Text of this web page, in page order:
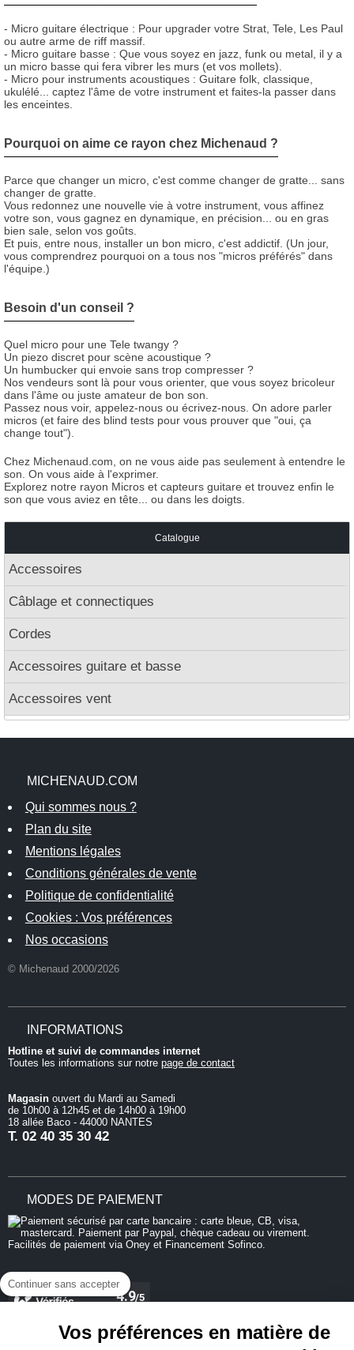
Continuer sans accepter
Vos préférences en matière de
- Micro guitare électrique : Pour upgrader votre Strat, Tele, Les Paul
ou autre arme de riff massif.
- Micro guitare basse : Que vous soyez en jazz, funk ou metal, il y a
un micro basse qui fera vibrer les murs (et vos mollets).
- Micro pour instruments acoustiques : Guitare folk, classique,
ukulélé... captez l'âme de votre instrument et faites-la passer dans
les enceintes.
Pourquoi on aime ce rayon chez Michenaud ?
Parce que changer un micro, c'est comme changer de gratte... sans
changer de gratte.
Vous redonnez une nouvelle vie à votre instrument, vous affinez
votre son, vous gagnez en dynamique, en précision... ou en gras
bien sale, selon vos goûts.
Et puis, entre nous, installer un bon micro, c'est addictif. (Un jour,
vous comprendrez pourquoi on a tous nos "micros préférés" dans
l'équipe.)
Besoin d'un conseil ?
Quel micro pour une Tele twangy ?
Un piezo discret pour scène acoustique ?
Un humbucker qui envoie sans trop compresser ?
Nos vendeurs sont là pour vous orienter, que vous soyez bricoleur
dans l'âme ou juste amateur de bon son.
Passez nous voir, appelez-nous ou écrivez-nous. On adore parler
micros (et faire des blind tests pour vous prouver que "oui, ça
change tout").
Chez Michenaud.com, on ne vous aide pas seulement à entendre le
son. On vous aide à l'exprimer.
Explorez notre rayon Micros et capteurs guitare et trouvez enfin le
son que vous aviez en tête... ou dans les doigts.
Catalogue
Accessoires
Câblage et connectiques
Cordes
Accessoires guitare et basse
Accessoires vent
MICHENAUD.COM
Qui sommes nous ?
Plan du site
Mentions légales
Conditions générales de vente
Politique de confidentialité
Cookies : Vos préférences
Nos occasions
© Michenaud 2000/2026
INFORMATIONS
Hotline et suivi de commandes internet
Toutes les informations sur notre page de contact
Magasin ouvert du Mardi au Samedi
de 10h00 à 12h45 et de 14h00 à 19h00
18 allée Baco - 44000 NANTES
T. 02 40 35 30 42
MODES DE PAIEMENT